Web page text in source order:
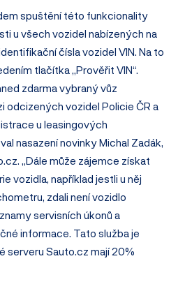
spuštění této funkcionality
u všech vozidel nabízených na
čísla vozidel VIN. Na to
tlačítka „Prověřit VIN“.
zdarma vybraný vůz
odcizených vozidel Policie ČR a
u leasingových
nasazení novinky Michal Zadák,
„Dále může zájemce získat
vozidla, například jestli u něj
zdali není vozidlo
servisních úkonů a
informace. Tato služba je
serveru Sauto.cz mají 20%